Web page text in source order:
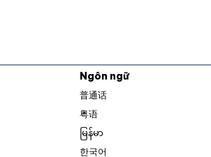
Ngôn ngữ
普通话
粤语
မြန်မာ
한국어